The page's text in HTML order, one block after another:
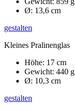
Ø: 13,6 cm
gestalten
Kleines Pralinenglas
Höhe: 17 cm
Gewicht: 440 g
Ø: 10,3 cm
gestalten